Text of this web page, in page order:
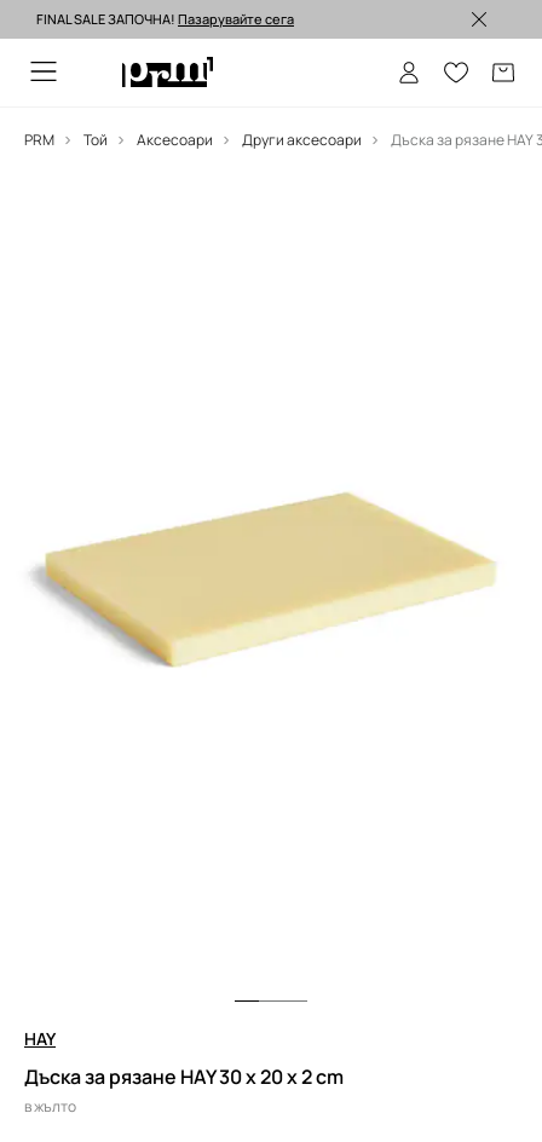
Изпращане до 24 часа >
FINAL SALE ЗАПОЧНА! Пазарувайте сега
PRM Той Аксесоари Други аксесоари Дъска за рязане HAY
HAY
Дъска за рязане HAY 30 x 20 x 2 cm
в жълто